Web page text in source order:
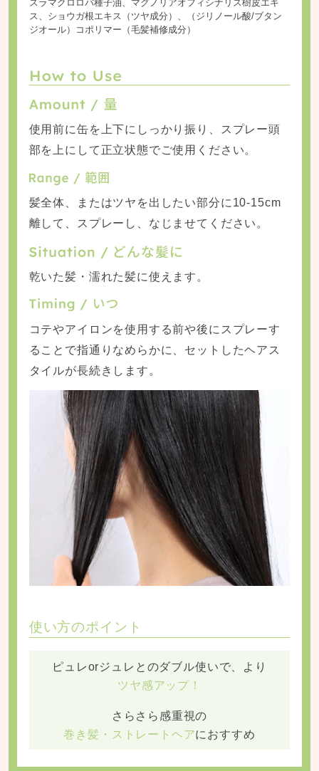
スラマクロロバ種子油、マグノリアオフィシナリス樹皮エキ
ス、ショウガ根エキス（ツヤ成分）、（ジリノール酸/ブタン
ジオール）コポリマー（毛髪補修成分）
使用前に缶を上下にしっかり振り、スプレー頭
部を上にして正立状態でご使用ください。
髪全体、またはツヤを出したい部分に10-15cm
離して、スプレーし、なじませてください。
乾いた髪・濡れた髪に使えます。
コテやアイロンを使用する前や後にスプレーす
ることで指通りなめらかに、セットしたヘアス
タイルが長続きします。
使い方のポイント
ピュレorジュレとのダブル使いで、より
ツヤ感アップ！
さらさら感重視の
巻き髪・ストレートヘアにおすすめ